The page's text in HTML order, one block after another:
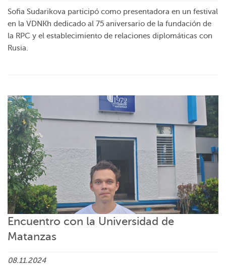
Sofia Sudarikova participó como presentadora en un festival
en la VDNKh dedicado al 75 aniversario de la fundación de
la RPC y el establecimiento de relaciones diplomáticas con
Rusia.
Encuentro con la Universidad de
Matanzas
08.11.2024